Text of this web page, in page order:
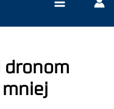
dronom